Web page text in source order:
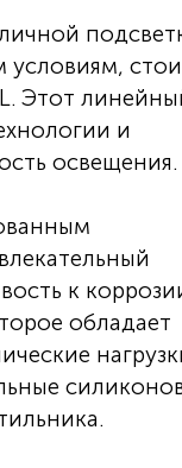
условиям,
Этот
и
освещения.
к
обладает